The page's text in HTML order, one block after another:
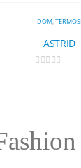
DOM,TERMOSI
ASTRID